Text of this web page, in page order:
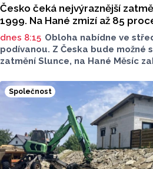
Česko čeká nejvýraznější
1999. Na Hané zmizí až 85
dnes 8:15 Obloha nabídne ve
podívanou. Z Česka bude možné
zatmění Slunce, na Hané Měsíc
hvězdáře Michala půjde o
pozorovatelné z Česka od roku
najít vhodné místo a především
v rozhovoru Radia Haná s
Společnost